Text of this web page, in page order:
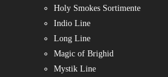
Holy Smokes Sortimente
Indio Line
Long Line
Magic of Brighid
Mystik Line